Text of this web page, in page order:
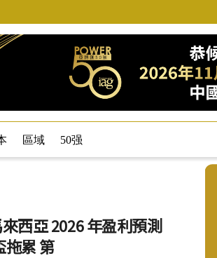
區域 50强
西亞 2026 年盈利預測
拖累 第